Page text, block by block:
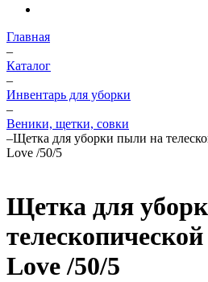
Главная
–
Каталог
–
Инвентарь для уборки
–
Веники, щетки, совки
–Щетка для уборки пыли на
Love /50/5
Щетка для
Love /50/5